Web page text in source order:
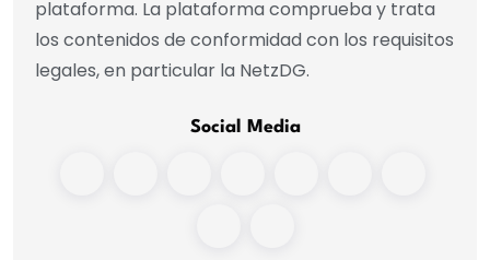
plataforma. La plataforma comprueba y trata
los contenidos de conformidad con los requisitos
legales, en particular la NetzDG.
Social Media